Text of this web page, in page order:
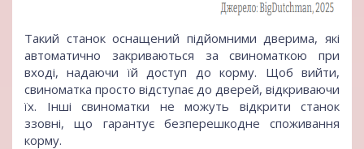
Такий станок оснащений підйомними дверима, які
автоматично закриваються за свиноматкою при
вході, надаючи їй доступ до корму. Щоб вийти,
свиноматка просто відступає до дверей, відкриваючи
їх. Інші свиноматки не можуть відкрити станок
ззовні, що гарантує безперешкодне споживання
корму.